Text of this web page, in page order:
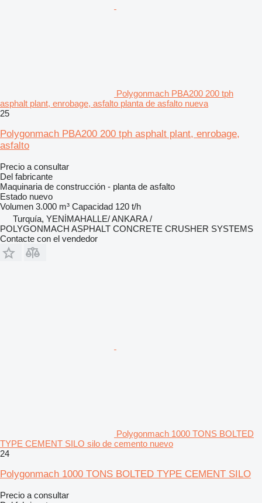
Polygonmach PBA200 200 tph
asphalt plant, enrobage, asfalto planta de asfalto nueva
25
Polygonmach PBA200 200 tph asphalt plant, enrobage,
asfalto
Precio a consultar
Del fabricante
Maquinaria de construcción - planta de asfalto
Estado nuevo
Volumen 3.000 m³ Capacidad 120 t/h
Turquía, YENİMAHALLE/ ANKARA /
POLYGONMACH ASPHALT CONCRETE CRUSHER SYSTEMS
Contacte con el vendedor
Polygonmach 1000 TONS BOLTED
TYPE CEMENT SILO silo de cemento nuevo
24
Polygonmach 1000 TONS BOLTED TYPE CEMENT SILO
Precio a consultar